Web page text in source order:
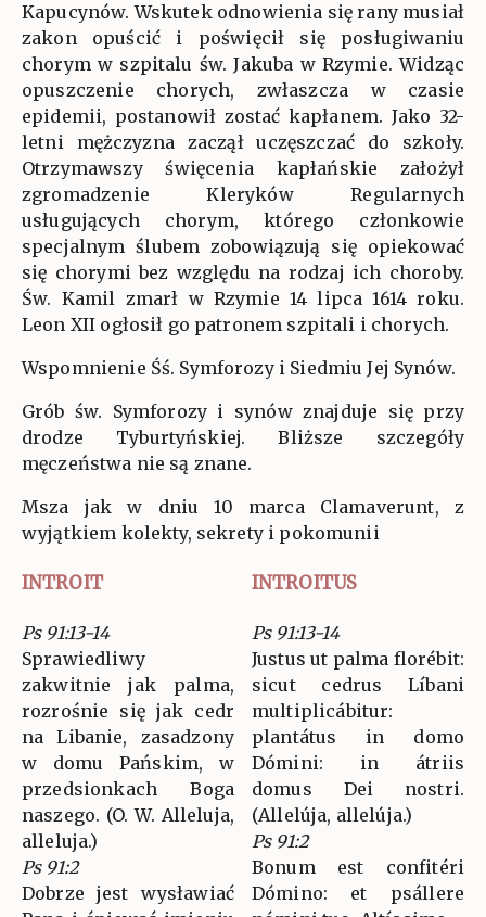
Kapucynów. Wskutek odnowienia się rany musiał
zakon opuścić i poświęcił się posługiwaniu
chorym w szpitalu św. Jakuba w Rzymie. Widząc
opuszczenie chorych, zwłaszcza w czasie
epidemii, postanowił zostać kapłanem. Jako 32-
letni mężczyzna zaczął uczęszczać do szkoły.
Otrzymawszy święcenia kapłańskie założył
zgromadzenie Kleryków Regularnych
usługujących chorym, którego członkowie
specjalnym ślubem zobowiązują się opiekować
się chorymi bez względu na rodzaj ich choroby.
Św. Kamil zmarł w Rzymie 14 lipca 1614 roku.
Leon XII ogłosił go patronem szpitali i chorych.
Wspomnienie Śś. Symforozy i Siedmiu Jej Synów.
Grób św. Symforozy i synów znajduje się przy
drodze Tyburtyńskiej. Bliższe szczegóły
męczeństwa nie są znane.
Msza jak w dniu 10 marca Clamaverunt, z
wyjątkiem kolekty, sekrety i pokomunii
INTROIT INTROITUS
Ps 91:13-14
Sprawiedliwy
zakwitnie jak palma,
rozrośnie się jak cedr
na Libanie, zasadzony
w domu Pańskim, w
przedsionkach Boga
naszego. (O. W. Alleluja,
alleluja.)
Ps 91:2
Dobrze jest wysławiać
Ps 91:13-14
Justus ut palma florébit:
sicut cedrus Líbani
multiplicábitur:
plantátus in domo
Dómini: in átriis
domus Dei nostri.
(Allelúja, allelúja.)
Ps 91:2
Bonum est confitéri
Dómino: et psállere